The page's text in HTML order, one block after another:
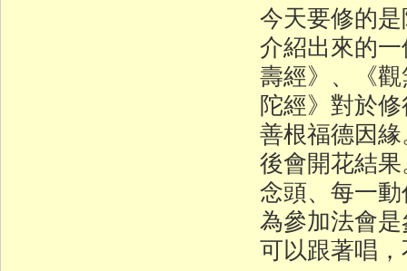
今天要修的
介紹出來的
壽經》、《
陀經》對於
善根福德因
後會開花結
念頭、每一
為參加法會
可以跟著唱